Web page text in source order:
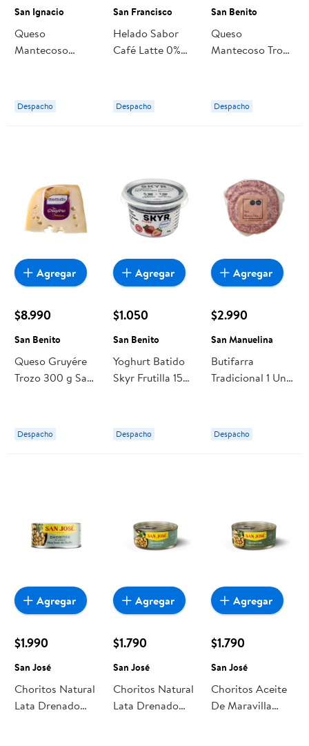
San Ignacio
Queso
Mantecoso
Despacho
San Francisco
Helado Sabor
Café Latte 0%
Despacho
San Benito
Queso
Mantecoso Trozo
Despacho
$8.990
San Benito
Queso Gruyére
Trozo 300 g San
Despacho
Agregar
$1.050
San Benito
Yoghurt Batido
Skyr Frutilla 150
Despacho
Agregar
$2.990
San Manuelina
Butifarra
Tradicional 1 Un
Despacho
Agregar
$1.990
San José
Choritos Natural
Lata Drenado
Agregar
$1.790
San José
Choritos Natural
Lata Drenado
Agregar
$1.790
San José
Choritos Aceite
De Maravilla
Agregar